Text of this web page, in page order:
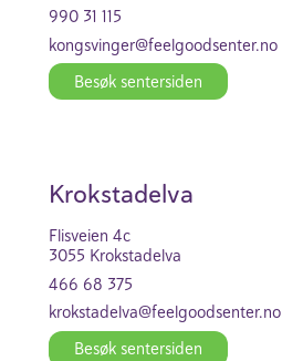
990 31 115
kong­svinger@feel­good­se­nter.no
Besøk senter­siden
Krok­stad­elva
Flis­veien 4c
3055 Krok­stad­elva
466 68 375
krok­stad­elva@feel­good­se­nter.no
Besøk senter­siden